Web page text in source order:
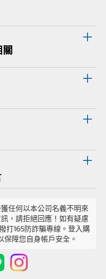
任何以本公司名義不明來
，請拒絕回應！如有疑慮
打165防詐騙專線。登入購
保障您自身帳戶安全。